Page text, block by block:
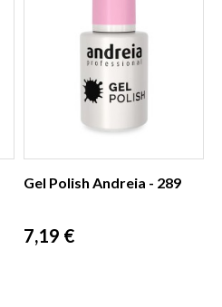
Gel Polish Andreia - 289
Prix
7,19 €